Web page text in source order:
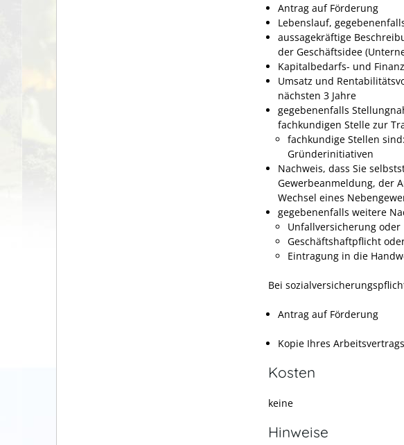
Antrag auf Förderung
Lebenslauf,
aussagekräftige
der Geschäftsidee
Kapitalbedarfs- und
Umsatz und
nächsten 3 Jahre
gegebenenfalls
fachkundigen Stelle zur
fachkundige Stellen
Gründerinitiativen
Nachweis, dass Sie
Gewerbeanmeldung, der
Wechsel eines
gegebenenfalls weitere
Unfallversicherung oder
Geschäftshaftpflicht
Eintragung in die
Bei
Antrag auf Förderung
Kopie Ihres Arbeitsvertrags
Kosten
keine
Hinweise